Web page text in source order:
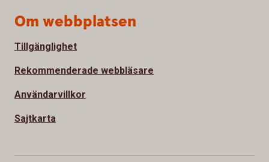
Om webbplatsen
Tillgänglighet
Rekommenderade webbläsare
Användarvillkor
Sajtkarta